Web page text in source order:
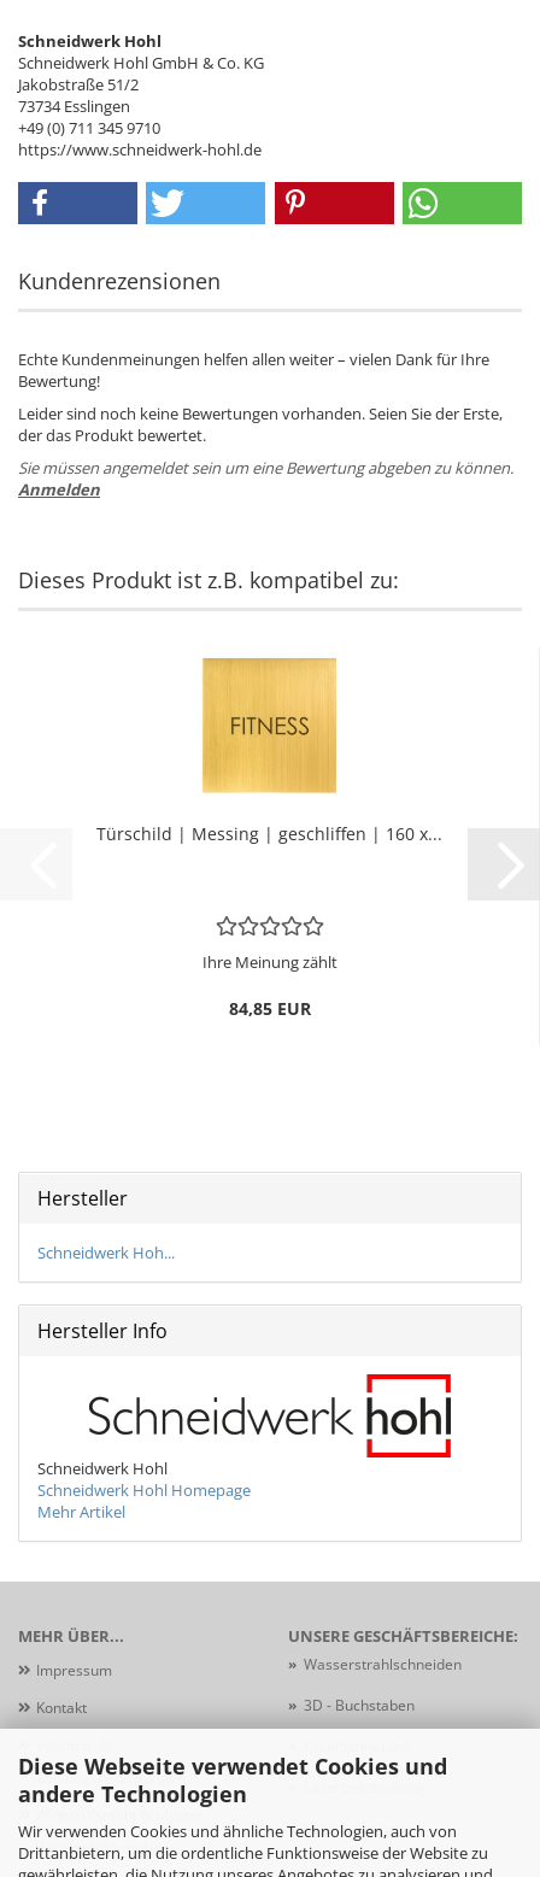
Diese Webseite verwendet Cookies und
andere Technologien
Wir verwenden Cookies und ähnliche Technologien, auch von
Drittanbietern, um die ordentliche Funktionsweise der Website zu
Schneidwerk Hohl
Schneidwerk Hohl GmbH & Co. KG
Jakobstraße 51/2
73734 Esslingen
+49 (0) 711 345 9710
https://www.schneidwerk-hohl.de
Kundenrezensionen
Echte Kundenmeinungen helfen allen weiter – vielen Dank für Ihre
Bewertung!
Leider sind noch keine Bewertungen vorhanden. Seien Sie der Erste,
der das Produkt bewertet.
Sie müssen angemeldet sein um eine Bewertung abgeben zu können.
Anmelden
Dieses Produkt ist z.B. kompatibel zu:
Tür­schild | Mes­sing | ge­schlif­fen | 160 x...
Ihre Meinung zählt
84,85 EUR
Hersteller
Schneidwerk Hoh...
Hersteller Info
Schneidwerk Hohl
Schneidwerk Hohl Homepage
Mehr Artikel
MEHR ÜBER...
Impressum
Kontakt
Zahlungsbedingungen
Widerrufsformular
UNSERE GESCHÄFTSBEREICHE:
» Wasserstrahlschneiden
» 3D - Buchstaben
»Schildersysteme